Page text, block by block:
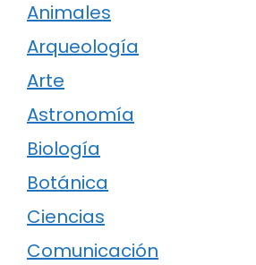
Animales
Arqueología
Arte
Astronomía
Biología
Botánica
Ciencias
Comunicación